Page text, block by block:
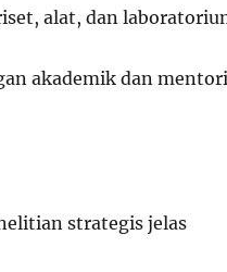
alat, dan
akademik dan
strategis jelas